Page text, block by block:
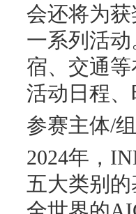
会还将为
一系列活
宿、交通
活动日程
参赛主体/
2024年，
五大类别